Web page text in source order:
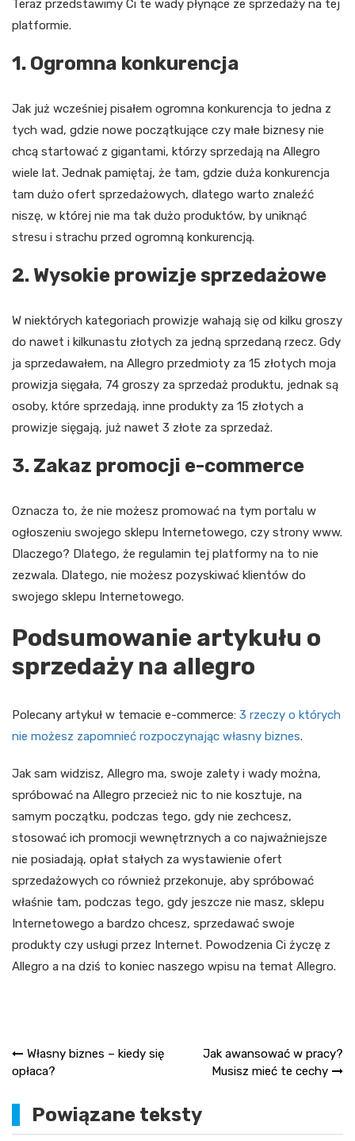
Teraz przedstawimy Ci te wady płynące ze sprzedaży na tej
platformie.
1. Ogromna konkurencja
Jak już wcześniej pisałem ogromna konkurencja to jedna z
tych wad, gdzie nowe początkujące czy małe biznesy nie
chcą startować z gigantami, którzy sprzedają na Allegro
wiele lat. Jednak pamiętaj, że tam, gdzie duża konkurencja
tam dużo ofert sprzedażowych, dlatego warto znaleźć
niszę, w której nie ma tak dużo produktów, by uniknąć
stresu i strachu przed ogromną konkurencją.
2. Wysokie prowizje sprzedażowe
W niektórych kategoriach prowizje wahają się od kilku groszy
do nawet i kilkunastu złotych za jedną sprzedaną rzecz. Gdy
ja sprzedawałem, na Allegro przedmioty za 15 złotych moja
prowizja sięgała, 74 groszy za sprzedaż produktu, jednak są
osoby, które sprzedają, inne produkty za 15 złotych a
prowizje sięgają, już nawet 3 złote za sprzedaż.
3. Zakaz promocji e-commerce
Oznacza to, że nie możesz promować na tym portalu w
ogłoszeniu swojego sklepu Internetowego, czy strony www.
Dlaczego? Dlatego, że regulamin tej platformy na to nie
zezwala. Dlatego, nie możesz pozyskiwać klientów do
swojego sklepu Internetowego.
Podsumowanie artykułu o
sprzedaży na allegro
Polecany artykuł w temacie e-commerce: 3 rzeczy o których
nie możesz zapomnieć rozpoczynając własny biznes.
Jak sam widzisz, Allegro ma, swoje zalety i wady można,
spróbować na Allegro przecież nic to nie kosztuje, na
samym początku, podczas tego, gdy nie zechcesz,
stosować ich promocji wewnętrznych a co najważniejsze
nie posiadają, opłat stałych za wystawienie ofert
sprzedażowych co również przekonuje, aby spróbować
właśnie tam, podczas tego, gdy jeszcze nie masz, sklepu
Internetowego a bardzo chcesz, sprzedawać swoje
produkty czy usługi przez Internet. Powodzenia Ci życzę z
Allegro a na dziś to koniec naszego wpisu na temat Allegro.
Nawigacja
wpisu
Własny biznes – kiedy się
opłaca?
Jak awansować w pracy?
Musisz mieć te cechy
Powiązane teksty